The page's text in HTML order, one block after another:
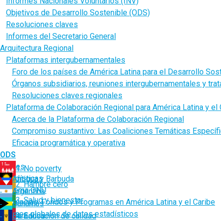
Objetivos de Desarrollo Sostenible (ODS)
Resoluciones claves
Informes del Secretario General
Arquitectura Regional
Plataformas intergubernamentales
Foro de los países de América Latina para el Desarrollo
Órganos subsidiarios, reuniones intergubernamentales y
Resoluciones claves regionales
Plataforma de Colaboración Regional para América Latina y el
Acerca de la Plataforma de Colaboración Regional
Compromiso sustantivo: Las Coaliciones Temáticas
Eficacia programática y operativa
ODS
1. No poverty
2. Hambre cero
3. Salud y bienestar
4. Educación de calidad
Países
Antigua y Barbuda
Argentina
Bahamas
Barbados
Estadísticas
Sistema ONU
Agencias, Fondos y Programas en América Latina y el Caribe
Bases globales de datos estadísticos